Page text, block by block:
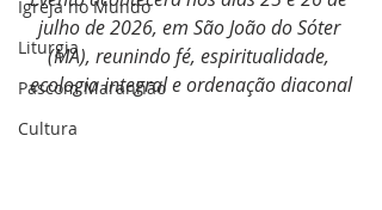
Igreja no Mundo
Liturgia
Pascom Maranhão
Cultura
julho de 2026, em São João do Sóter
(MA), reunindo fé, espiritualidade,
ecologia integral e ordenação diaconal